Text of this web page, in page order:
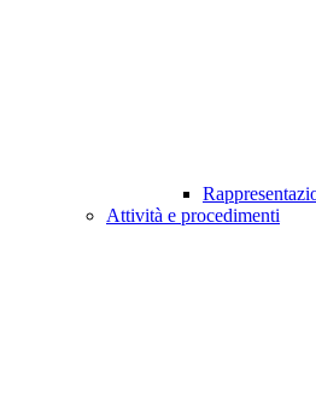
Attività e procedimenti